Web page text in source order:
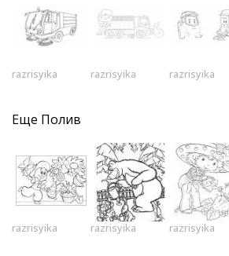
razrisyika razrisyika razrisyika
Еще Полив
razrisyika razrisyika razrisyika